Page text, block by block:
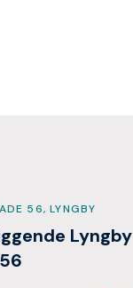
56, LYNGBY
Lyngby